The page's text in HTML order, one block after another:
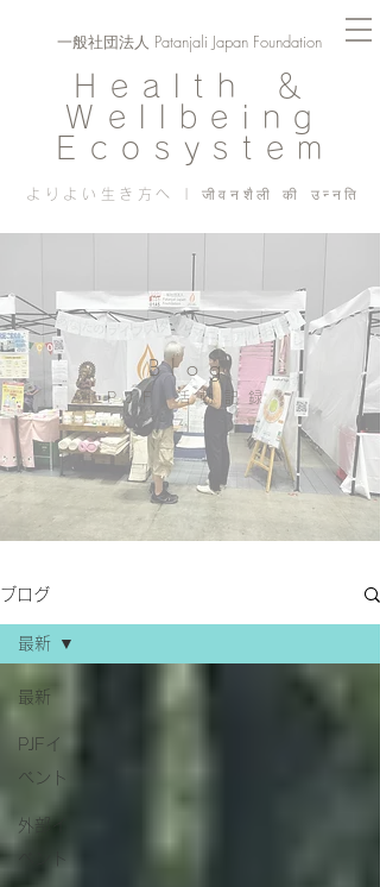
Health ＆
Wellbeing
Ecosystem
よりよい生き方へ | जीवनशैली की उन्नति
一般社団法人 Patanjali Japan Foundation
Blog
PJF ​活動記録
ブログ
最新
PJFイ
ベント
外部イ
最新